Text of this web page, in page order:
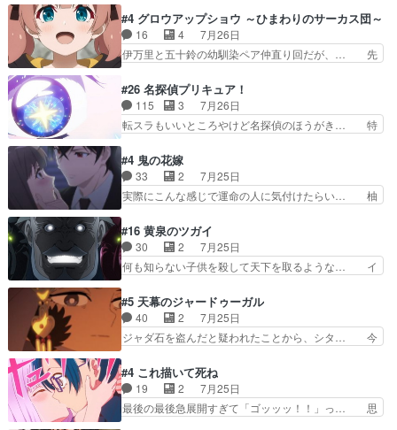
に、ララは何を思うのだ… 息をするかのように3
話まで視聴。2026… ララの王子様探しが本格的
に動き出した回。…
散歩って逃げるよね！糸と類を助けよう… 類の面
倒見るのが1番大変そう糸は誰とでも… 源くんを
甘えさせるまでの糸と周りの出来事… 源くん、甘
えちゃうぞ宣言。思ったよりラブ… 糸ちゃんのま
目的を忘れてますますヤング… でも央太と親しく
するのは嫌。世話を拒んで… ゴメス（カエル）外
で散歩させてたのか(*…
#4 グロウアップショウ ～ひまわりのサーカス団～
16 4
7月26日
伊万里と五十鈴の幼馴染ペア仲直り回だが、… 先
や、これ素晴らしいコメディアニメだな。… 水着
回なのにビキニじゃない！これは時代背… 今回は
推しの吾野伊万里ちゃん担当回。これ… 伊万里さ
んの手品回であり水着回ね。瑞佳ち… 売り上げが
タ教育のせいで瑞佳がヒモカス… 伊万里ちゃんの
人前での苦手意識を抱えなが… 第４話をｄアニメ
ストアで視聴しました。視…
#26 名探偵プリキュア！
115 3
7月26日
転スラもいいところやけど名探偵のほうがき… 特
なはプリキュア仲間には自分が未来から… の活
躍、敵を圧倒ってのはおおよその流れだ… キュア
エクレール初変身＆初戦闘。プリキュ… キュアエ
クレールは強いが力を制御できない… キュアエク
ッコロで始まってちょっ… バカおもろいやん
www実質まどマギやんけ… しかも実質的にエク
レールが倒したビルであ…
#4 鬼の花嫁
33 2
7月25日
実際にこんな感じで運命の人に気付けたらい… 柚
の花嫁は一見すると甘い夢、理想の天国… 玲夜さ
んのご両親の登場ですこの世に数多い… 玲夜のお
父さんが石田彰だったことに驚きを… 主人公自分
の立場わかって無さすぎやしまた… ヨミツガと
子にも優しいし可愛いしこの… ユキノさんから玲
夜の父親の話で、そのイメ… あやかしの頂点に立
つ鬼龍院家の現当主が息…
#16 黄泉のツガイ
30 2
7月25日
何も知らない子供を殺して天下を取るような… イ
いバトル回の最後に、予想外の引きシン… これっ
て作者が描きたいのは"ユルの物語"… デラさんの
秘密がちょっとわかった回、正直… 左さんと刀持
ちさんが対決♪あとどこぞのじ… 何処も彼処も言
く動いていてずっと胸が熱… 同時視聴｜
DaemonsRealm｜リア… これまで騙していた東
村を捨てて新郷家に来…
#5 天幕のジャードゥーガル
40 2
7月25日
ジャダ石を盗んだと疑われたことから、シタ… 今
ぶややこしいことになってたオープニン… テンポ
も良いし毎話良いところで引くから全… 盟友ドレ
ゲネ后との出会い。次週のドレゲネ… さて、登場
人物多いけどついていけるのか私… 今回は遂にド
#4 これ描いて死ね
19 2
7月25日
最後の最後急展開すぎて「ゴッッッ！！」っ… 思